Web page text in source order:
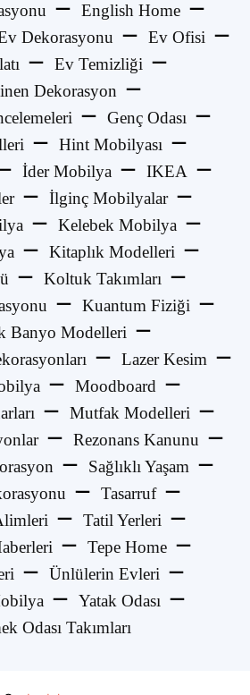
English Home
Dekorasyonu
Ev Ofisi
Ev Temizliği
Dekorasyon
Genç Odası
Hint Mobilyası
İder Mobilya
IKEA
İlginç Mobilyalar
Kelebek Mobilya
Kitaplık Modelleri
Koltuk Takımları
Kuantum Fiziği
Banyo Modelleri
Lazer Kesim
Moodboard
Mutfak Modelleri
Rezonans Kanunu
Sağlıklı Yaşam
Tasarruf
Tatil Yerleri
Tepe Home
Ünlülerin Evleri
Yatak Odası
Odası Takımları